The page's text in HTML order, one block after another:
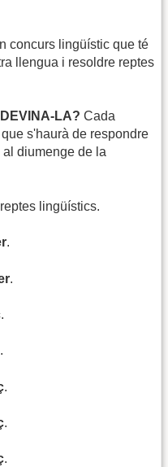
concurs lingüístic que té
llengua i resoldre reptes
LA? Cada
s'haurà de respondre
diumenge de la
lingüístics.
.
.
.
.
.
.
.